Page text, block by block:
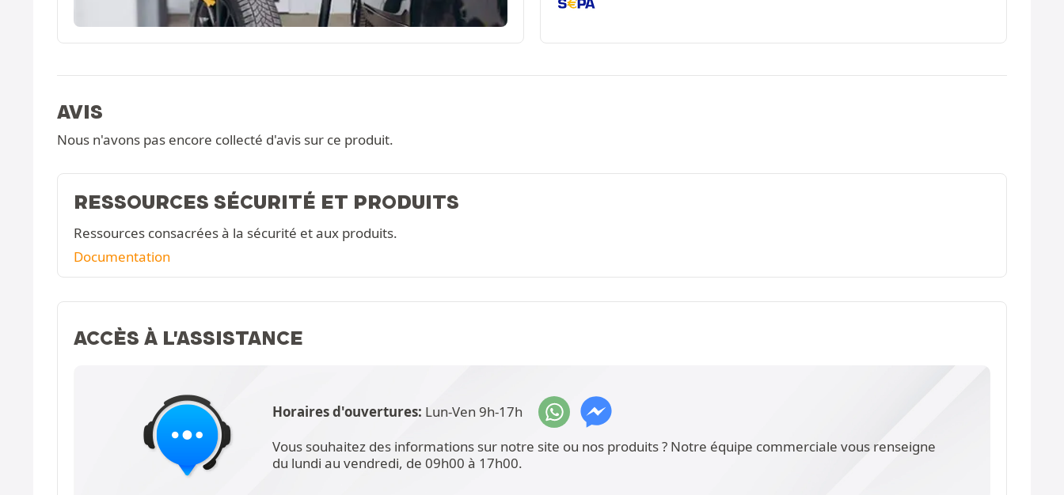
AVIS
Nous n'avons pas encore collecté d'avis sur ce produit.
RESSOURCES SÉCURITÉ ET PRODUITS
Ressources consacrées à la sécurité et aux produits.
Documentation
ACCÈS À L'ASSISTANCE
Horaires d'ouvertures: Lun-Ven 9h-17h
Vous souhaitez des informations sur notre site ou nos produits ? Notre équipe commerciale vous renseigne
du lundi au vendredi, de 09h00 à 17h00.